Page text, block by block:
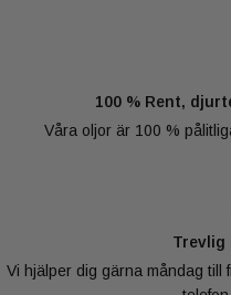
100 % Rent,
Våra oljor är 100 %
Trevlig
Vi hjälper dig gärna måndag till